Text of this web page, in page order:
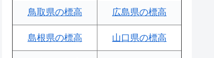
鳥取県の標高 広島県の標高
島根県の標高 山口県の標高